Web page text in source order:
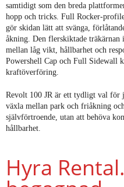
samtidigt som den breda
hopp och tricks. Full Rocker-
gör skidan lätt att svänga,
åkning. Den flerskiktade träkärnan
mellan låg vikt, hållbarhet och
Powershell Cap och Full Sidewall
kraftöverföring.
Revolt 100 JR är ett tydligt val för
växla mellan park och friåkning
självförtroende, utan att behöva
hållbarhet.
Hyra